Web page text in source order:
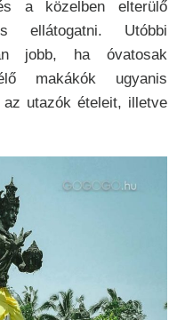
a közelben elterülő
ellátogatni. Utóbbi
jobb, ha óvatosak
makákók ugyanis
utazók ételeit, illetve